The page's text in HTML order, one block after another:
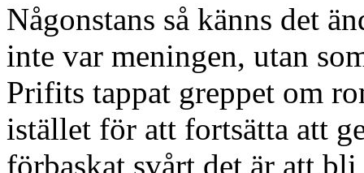
Någonstans så känns det
inte var meningen, utan
Prifits tappat greppet om
istället för att fortsätta att
förbaskat svårt det är att